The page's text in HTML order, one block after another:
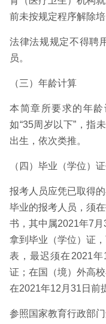
前未按规定程序解除
法律法规规定不得聘
员。
（三）年龄计算
本简章所要求的年龄
如“35周岁以下”，指
出生，依次类推。
（四）毕业（学位）
报考人员应凭已取得
毕业的报考人员，须
书，其中属2021年7
拿到毕业（学位）证
表，最迟须在2021年
证；在国（境）外高
在2021年12月31日前
参照国家教育行政部